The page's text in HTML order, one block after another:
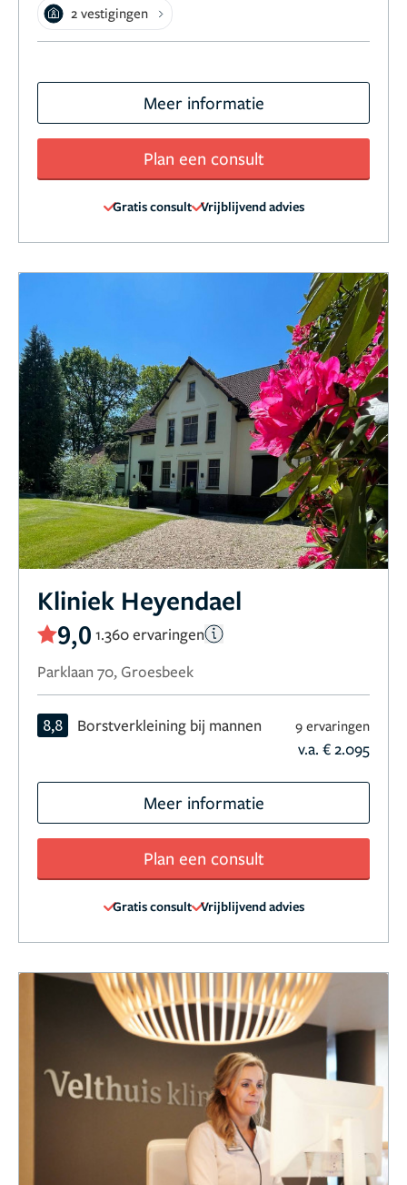
2 vestigingen
Meer informatie
Plan een consult
Gratis consult Vrijblijvend advies
Kliniek Heyendael
9,0 1.360 ervaringen
Parklaan 70, Groesbeek
8,8 Borstverkleining bij mannen 9 ervaringen
v.a. € 2.095
Meer informatie
Plan een consult
Gratis consult Vrijblijvend advies